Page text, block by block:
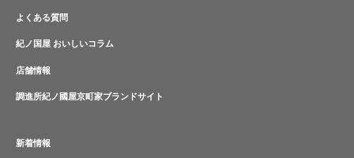
よくある質問
紀ノ国屋 おいしいコラム
店舗情報
調進所紀ノ國屋京町家ブランドサイト
新着情報